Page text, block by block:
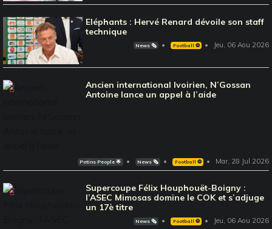
Eléphants : Hervé Renard dévoile son staff
technique
News 🗞️ Football ⚽️ Jeu, 06 Aou 2026
Ancien international Ivoirien, N’Gossan
Antoine lance un appel à l’aide
Potins People 🌟 News 🗞️ Football ⚽️ Mar, 28 Jul 2026
Supercoupe Félix Houphouët-Boigny :
l’ASEC Mimosas domine le COK et s’adjuge
un 17è titre
News 🗞️ Football ⚽️ Jeu, 06 Aou 2026